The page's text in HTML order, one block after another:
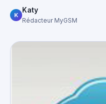
K
Katy
Rédacteur MyGSM